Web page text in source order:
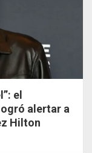
el
alertar a
Hilton